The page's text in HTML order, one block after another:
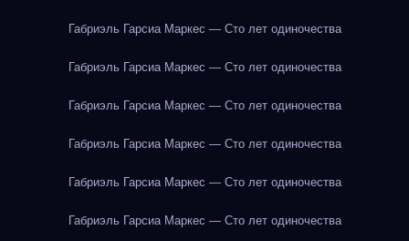
Габриэль Гарсиа Маркес — Сто лет одиночества
Габриэль Гарсиа Маркес — Сто лет одиночества
Габриэль Гарсиа Маркес — Сто лет одиночества
Габриэль Гарсиа Маркес — Сто лет одиночества
Габриэль Гарсиа Маркес — Сто лет одиночества
Габриэль Гарсиа Маркес — Сто лет одиночества